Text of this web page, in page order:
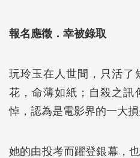
報名應徵．幸被錄取
玩玲玉在人世間，只活了
花，命薄如紙；自殺之訊
悼，認為是電影界的一大損
她的由投考而躍登銀幕，